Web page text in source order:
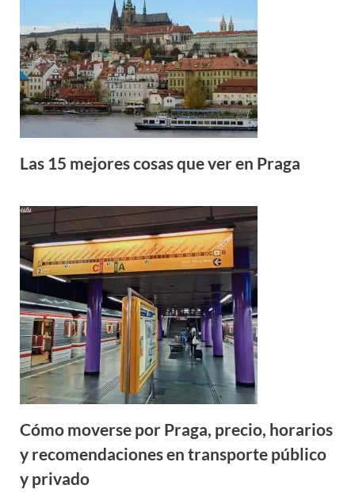
Las 15 mejores cosas que ver en Praga
Cómo moverse por Praga, precio, horarios
y recomendaciones en transporte público
y privado